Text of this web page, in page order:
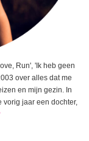
Run', 'Ik heb geen
over alles dat me
en mijn gezin. In
vorig jaar een dochter,